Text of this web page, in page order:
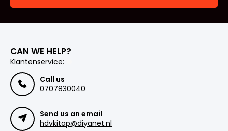
CAN WE HELP?
Klantenservice:
Call us
0707830040
Send us an email
hdvkitap@diyanet.nl